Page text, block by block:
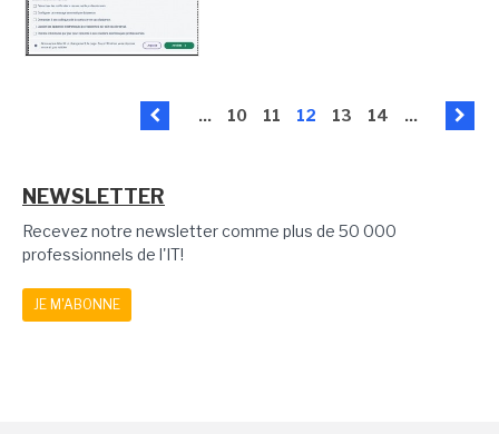
... 10 11 12 13 14 ...
NEWSLETTER
Recevez notre newsletter comme plus de 50 000
professionnels de l'IT!
JE M'ABONNE